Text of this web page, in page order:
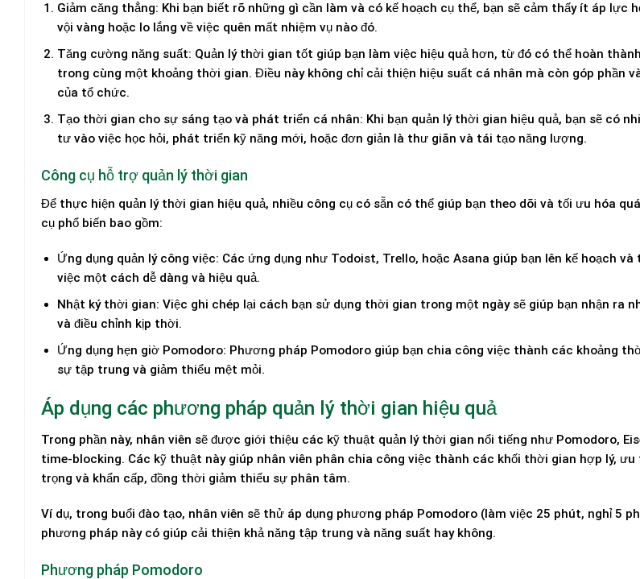
Giảm căng thẳng: Khi bạn biết rõ những gì cần làm và có kế hoạch cụ thể, bạn sẽ cảm thấy ít áp lực
vội vàng hoặc lo lắng về việc quên mất nhiệm vụ nào đó.
Tăng cường năng suất: Quản lý thời gian tốt giúp bạn làm việc hiệu quả hơn, từ đó có thể hoàn
trong cùng một khoảng thời gian. Điều này không chỉ cải thiện hiệu suất cá nhân mà còn góp phần
của tổ chức.
Tạo thời gian cho sự sáng tạo và phát triển cá nhân: Khi bạn quản lý thời gian hiệu quả, bạn sẽ có
tư vào việc học hỏi, phát triển kỹ năng mới, hoặc đơn giản là thư giãn và tái tạo năng lượng.
Công cụ hỗ trợ quản lý thời gian
Để thực hiện quản lý thời gian hiệu quả, nhiều công cụ có sẵn có thể giúp bạn theo dõi và tối ưu hóa
cụ phổ biến bao gồm:
Ứng dụng quản lý công việc: Các ứng dụng như Todoist, Trello, hoặc Asana giúp bạn lên kế hoạch và
việc một cách dễ dàng và hiệu quả.
Nhật ký thời gian: Việc ghi chép lại cách bạn sử dụng thời gian trong một ngày sẽ giúp bạn nhận ra
và điều chỉnh kịp thời.
Ứng dụng hẹn giờ Pomodoro: Phương pháp Pomodoro giúp bạn chia công việc thành các khoảng
sự tập trung và giảm thiểu mệt mỏi.
Áp dụng các phương pháp quản lý thời gian hiệu quả
Trong phần này, nhân viên sẽ được giới thiệu các kỹ thuật quản lý thời gian nổi tiếng như Pomodoro,
time-blocking. Các kỹ thuật này giúp nhân viên phân chia công việc thành các khối thời gian hợp lý, ưu
trọng và khẩn cấp, đồng thời giảm thiểu sự phân tâm.
Ví dụ, trong buổi đào tạo, nhân viên sẽ thử áp dụng phương pháp Pomodoro (làm việc 25 phút, nghỉ 5
phương pháp này có giúp cải thiện khả năng tập trung và năng suất hay không.
Phương pháp Pomodoro